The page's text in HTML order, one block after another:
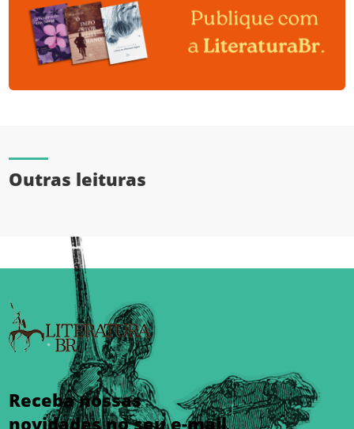
Outras leituras
Receba nossas
novidades no seu e-mail